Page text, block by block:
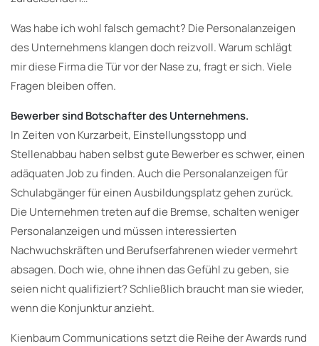
Was habe ich wohl falsch gemacht? Die Personalanzeigen
des Unternehmens klangen doch reizvoll. Warum schlägt
mir diese Firma die Tür vor der Nase zu, fragt er sich. Viele
Fragen bleiben offen.
Bewerber sind Botschafter des Unternehmens.
In Zeiten von Kurzarbeit, Einstellungsstopp und
Stellenabbau haben selbst gute Bewerber es schwer, einen
adäquaten Job zu finden. Auch die Personalanzeigen für
Schulabgänger für einen Ausbildungsplatz gehen zurück.
Die Unternehmen treten auf die Bremse, schalten weniger
Personalanzeigen und müssen interessierten
Nachwuchskräften und Berufserfahrenen wieder vermehrt
absagen. Doch wie, ohne ihnen das Gefühl zu geben, sie
seien nicht qualifiziert? Schließlich braucht man sie wieder,
wenn die Konjunktur anzieht.
Kienbaum Communications setzt die Reihe der Awards rund